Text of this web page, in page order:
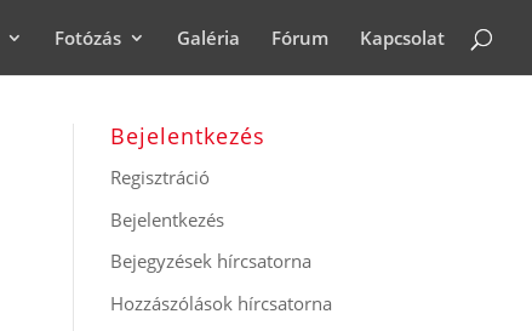
Fotózás Galéria Fórum Kapcsolat
Bejelentkezés
Regisztráció
Bejelentkezés
Bejegyzések hírcsatorna
Hozzászólások hírcsatorna